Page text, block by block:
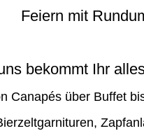
Feiern mit
bekommt Ihr
Canapés über Buffet